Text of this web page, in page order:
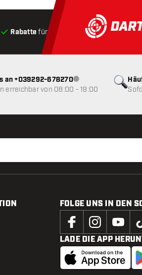
Rabatte für Kunden Produkte
an +039292-678270Kundenservice nicht
erreichbar von 08:00 - 19:00
FOLGE UNS IN DEN
LADE DIE APP